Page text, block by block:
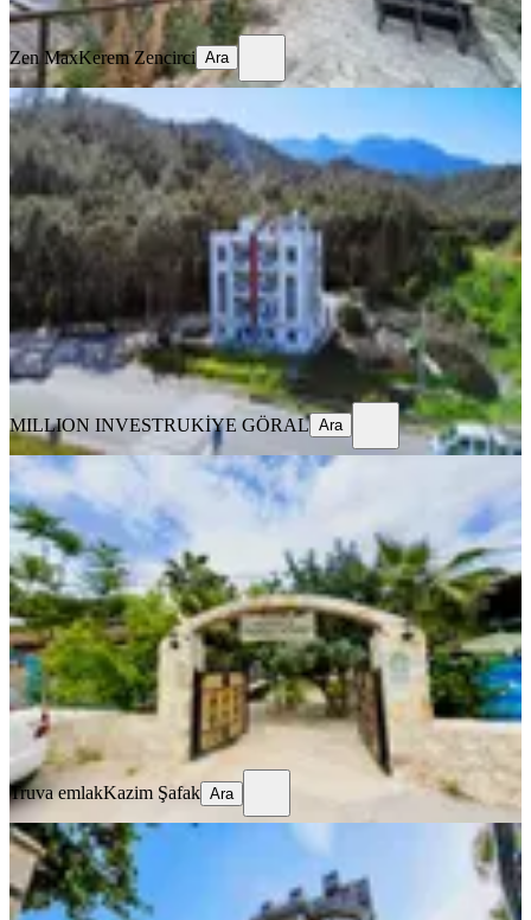
Ara
Zen MaxKerem Zencirci Ara
Çamyuva'da Denize Yakın Anayola
Sıfır Havuzlu Satılık Apart Otel
Kemer, Çamyuva Mahallesi
13.07.2026
49.000.000 ₺
MILLION INVESTRUKİYE GÖRAL
Ara
MILLION INVESTRUKİYE GÖRAL Ara
Kadirs Famıly House 21 Yataklı Butik
Otel | Olimpos Yazır
Kumluca, Yazır Mahallesi
06.05.2026
55.000.000 ₺
Truva emlakKazim Şafak
Truva emlakKazim Şafak Ara
Antalya Kemer Göynük'te Deniz Ve
Kanyon Manzaralı Otel